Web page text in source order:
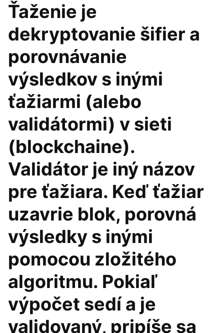
Ťaženie je
dekryptovanie šifier a
porovnávanie
výsledkov s inými
ťažiarmi (alebo
validátormi) v sieti
(blockchaine).
Validátor je iný názov
pre ťažiara. Keď ťažiar
uzavrie blok, porovná
výsledky s inými
pomocou zložitého
algoritmu. Pokiaľ
výpočet sedí a je
validovaný, pripíše sa